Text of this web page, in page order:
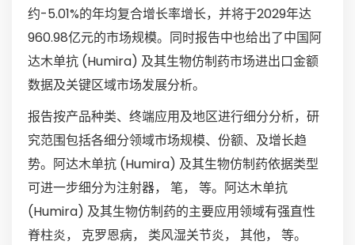
约-5.01%的年均复合增长率增长，并将于2029年达
960.98亿元的市场规模。同时报告中也给出了中国阿
达木单抗 (Humira) 及其生物仿制药市场进出口金额
数据及关键区域市场发展分析。
报告按产品种类、终端应用及地区进行细分分析，研
究范围包括各细分领域市场规模、份额、及增长趋
势。阿达木单抗 (Humira) 及其生物仿制药依据类型
可进一步细分为注射器， 笔， 等。阿达木单抗
(Humira) 及其生物仿制药的主要应用领域有强直性
脊柱炎， 克罗恩病， 类风湿关节炎， 其他， 等。